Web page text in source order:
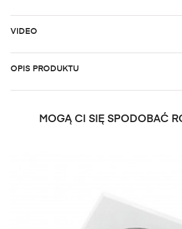
VIDEO
OPIS PRODUKTU
MOGĄ CI SIĘ SPODOBAĆ